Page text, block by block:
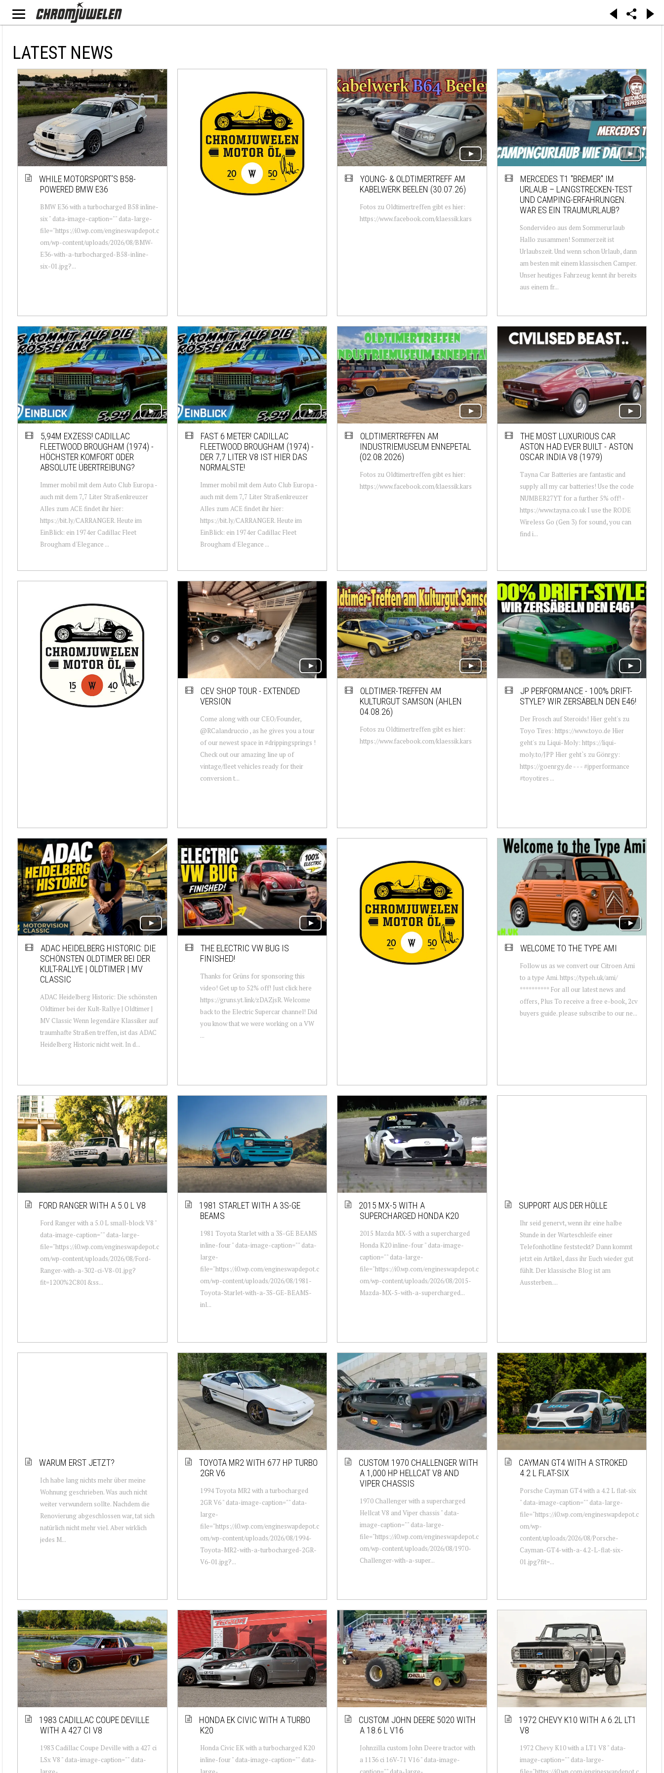
LATEST NEWS
WHILE MOTORSPORT’S B58-
POWERED BMW E36
BMW E36 with a turbocharged B58 inline-
six " data-image-caption="" data-large-
file="https://i0.wp.com/engineswapdepot.c
om/wp-content/uploads/2026/08/BMW-
E36-with-a-turbocharged-B58-inline-
six-01.jpg?...
YOUNG- & OLDTIMERTREFF AM
KABELWERK BEELEN (30.07.26)
Fotos zu Oldtimertreffen gibt es hier:
https://www.facebook.com/klaessik.kars
MERCEDES T1 "BREMER" IM
URLAUB – LANGSTRECKEN-TEST
UND CAMPING-ERFAHRUNGEN.
WAR ES EIN TRAUMURLAUB?
Sondervideo aus dem Sommerurlaub
Hallo zusammen! Sommerzeit ist
Urlaubszeit. Und wenn schon Urlaub, dann
am besten mit einem klassischen Camper.
Unser heutiges Fahrzeug kennt ihr bereits
aus einem fr...
5,94M EXZESS! CADILLAC
FLEETWOOD BROUGHAM (1974) -
HÖCHSTER KOMFORT ODER
ABSOLUTE ÜBERTREIBUNG?
Immer mobil mit dem Auto Club Europa -
auch mit dem 7,7 Liter Straßenkreuzer
Alles zum ACE findet ihr hier:
https://bit.ly/CARRANGER. Heute im
EinBlick: ein 1974er Cadillac Fleet
Brougham d'Elegance ...
FAST 6 METER! CADILLAC
FLEETWOOD BROUGHAM (1974) -
DER 7,7 LITER V8 IST HIER DAS
NORMALSTE!
Immer mobil mit dem Auto Club Europa -
auch mit dem 7,7 Liter Straßenkreuzer
Alles zum ACE findet ihr hier:
https://bit.ly/CARRANGER. Heute im
EinBlick: ein 1974er Cadillac Fleet
Brougham d'Elegance ...
OLDTIMERTREFFEN AM
INDUSTRIEMUSEUM ENNEPETAL
(02.08.2026)
Fotos zu Oldtimertreffen gibt es hier:
https://www.facebook.com/klaessik.kars
THE MOST LUXURIOUS CAR
ASTON HAD EVER BUILT - ASTON
OSCAR INDIA V8 (1979)
Tayna Car Batteries are fantastic and
supply all my car batteries! Use the code
NUMBER27YT for a further 5% off! -
https://www.tayna.co.uk I use the RODE
Wireless Go (Gen 3) for sound, you can
find i...
CEV SHOP TOUR - EXTENDED
VERSION
Come along with our CEO/Founder,
@RCalandruccio , as he gives you a tour
of our newest space in #drippingsprings !
Check out our amazing line up of
vintage/fleet vehicles ready for their
conversion t...
OLDTIMER-TREFFEN AM
KULTURGUT SAMSON (AHLEN
04.08.26)
Fotos zu Oldtimertreffen gibt es hier:
https://www.facebook.com/klaessik.kars
JP PERFORMANCE - 100% DRIFT-
STYLE? WIR ZERSÄBELN DEN E46!
Der Frosch auf Steroids! Hier geht's zu
Toyo Tires: https://www.toyo.de Hier
geht's zu Liqui-Moly: https://liqui-
moly.to/JPP Hier geht`s zu Gönrgy:
https://goenrgy.de - - - #jpperformance
#toyotires ...
ADAC HEIDELBERG HISTORIC: DIE
SCHÖNSTEN OLDTIMER BEI DER
KULT-RALLYE | OLDTIMER | MV
CLASSIC
ADAC Heidelberg Historic: Die schönsten
Oldtimer bei der Kult-Rallye | Oldtimer |
MV Classic Wenn legendäre Klassiker auf
traumhafte Straßen treffen, ist das ADAC
Heidelberg Historic nicht weit. In d...
THE ELECTRIC VW BUG IS
FINISHED!
Thanks for Grüns for sponsoring this
video! Get up to 52% off! Just click here
https://gruns.yt.link/zDAZjsR. Welcome
back to the Electric Supercar channel! Did
you know that we were working on a VW
...
WELCOME TO THE TYPE AMI
Follow us as we convert our Citroen Ami
to a type Ami. https://typeh.uk/ami/
********** For all our latest news and
offers, Plus To receive a free e-book, 2cv
buyers guide. please subscribe to our ne...
FORD RANGER WITH A 5.0 L V8
Ford Ranger with a 5.0 L small-block V8 "
data-image-caption="" data-large-
file="https://i0.wp.com/engineswapdepot.c
om/wp-content/uploads/2026/08/Ford-
Ranger-with-a-302-ci-V8-01.jpg?
fit=1200%2C801&ss...
1981 STARLET WITH A 3S-GE
BEAMS
1981 Toyota Starlet with a 3S-GE BEAMS
inline-four " data-image-caption="" data-
large-
file="https://i0.wp.com/engineswapdepot.c
om/wp-content/uploads/2026/08/1981-
Toyota-Starlet-with-a-3S-GE-BEAMS-
inl...
2015 MX-5 WITH A
SUPERCHARGED HONDA K20
2015 Mazda MX-5 with a supercharged
Honda K20 inline-four " data-image-
caption="" data-large-
file="https://i0.wp.com/engineswapdepot.c
om/wp-content/uploads/2026/08/2015-
Mazda-MX-5-with-a-supercharged...
SUPPORT AUS DER HÖLLE
Ihr seid genervt, wenn ihr eine halbe
Stunde in der Warteschleife einer
Telefonhotline feststeckt? Dann kommt
jetzt ein Artikel, dass ihr Euch wieder gut
fühlt. Der klassische Blog ist am
Aussterben....
WARUM ERST JETZT?
Ich habe lang nichts mehr über meine
Wohnung geschrieben. Was auch nicht
weiter verwundern sollte. Nachdem die
Renovierung abgeschlossen war, tat sich
natürlich nicht mehr viel. Aber wirklich
jedes M...
TOYOTA MR2 WITH 677 HP TURBO
2GR V6
1994 Toyota MR2 with a turbocharged
2GR V6 " data-image-caption="" data-
large-
file="https://i0.wp.com/engineswapdepot.c
om/wp-content/uploads/2026/08/1994-
Toyota-MR2-with-a-turbocharged-2GR-
V6-01.jpg?...
CUSTOM 1970 CHALLENGER WITH
A 1,000 HP HELLCAT V8 AND
VIPER CHASSIS
1970 Challenger with a supercharged
Hellcat V8 and Viper chassis " data-
image-caption="" data-large-
file="https://i0.wp.com/engineswapdepot.c
om/wp-content/uploads/2026/08/1970-
Challenger-with-a-super...
CAYMAN GT4 WITH A STROKED
4.2 L FLAT-SIX
Porsche Cayman GT4 with a 4.2 L flat-six
" data-image-caption="" data-large-
file="https://i0.wp.com/engineswapdepot.c
om/wp-
content/uploads/2026/08/Porsche-
Cayman-GT4-with-a-4.2-L-flat-six-
01.jpg?fit=...
1983 CADILLAC COUPE DEVILLE
WITH A 427 CI V8
1983 Cadillac Coupe Deville with a 427 ci
LSx V8 " data-image-caption="" data-
HONDA EK CIVIC WITH A TURBO
K20
Honda Civic EK with a turbocharged K20
inline-four " data-image-caption="" data-
CUSTOM JOHN DEERE 5020 WITH
A 18.6 L V16
Johnzilla custom John Deere tractor with
a 1136 ci 16V-71 V16 " data-image-
1972 CHEVY K10 WITH A 6.2L LT1
V8
1972 Chevy K10 with a LT1 V8 " data-
image-caption="" data-large-